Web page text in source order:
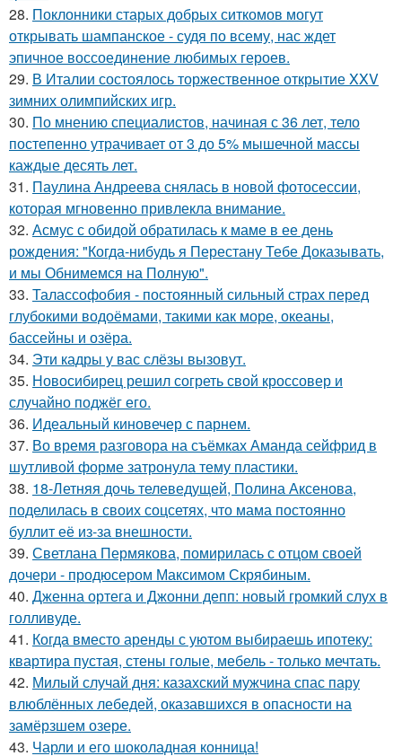
28. Поклонники старых добрых ситкомов могут
открывать шампанское - судя по всему, нас ждет
эпичное воссоединение любимых героев.
29. В Италии состоялось торжественное открытие XXV
зимних олимпийских игр.
30. По мнению специалистов, начиная с 36 лет, тело
постепенно утрачивает от 3 до 5% мышечной массы
каждые десять лет.
31. Паулина Андреева снялась в новой фотосессии,
которая мгновенно привлекла внимание.
32. Асмус с обидой обратилась к маме в ее день
рождения: "Когда-нибудь я Перестану Тебе Доказывать,
и мы Обнимемся на Полную".
33. Талассофобия - постоянный сильный страх перед
глубокими водоёмами, такими как море, океаны,
бассейны и озёра.
34. Эти кадры у вас слёзы вызовут.
35. Новосибирец решил согреть свой кроссовер и
случайно поджёг его.
36. Идеальный киновечер с парнем.
37. Во время разговора на съёмках Аманда сейфрид в
шутливой форме затронула тему пластики.
38. 18-Летняя дочь телеведущей, Полина Аксенова,
поделилась в своих соцсетях, что мама постоянно
буллит её из-за внешности.
39. Светлана Пермякова, помирилась с отцом своей
дочери - продюсером Максимом Скрябиным.
40. Дженна ортега и Джонни депп: новый громкий слух в
голливуде.
41. Когда вместо аренды с уютом выбираешь ипотеку:
квартира пустая, стены голые, мебель - только мечтать.
42. Милый случай дня: казахский мужчина спас пару
влюблённых лебедей, оказавшихся в опасности на
замёрзшем озере.
43. Чарли и его шоколадная конница!